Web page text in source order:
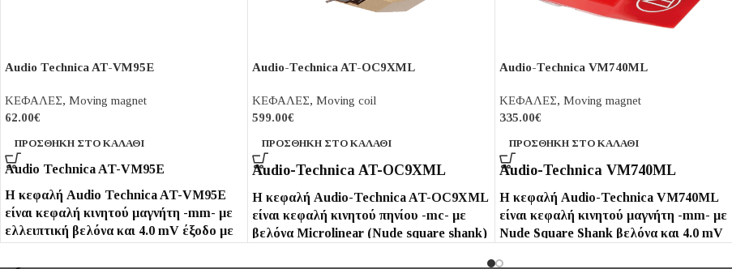
Audio Technica AT-VM95E
ΚΕΦΑΛΕΣ, Moving magnet
62.00€
ΠΡΟΣΘΉΚΗ ΣΤΟ ΚΑΛΆΘΙ
Audio Technica AT-VM95E
Η κεφαλή Audio Technica AT-VM95E
είναι κεφαλή κινητού μαγνήτη -mm- με
ελλειπτική βελόνα και 4.0 mV έξοδο με
Audio-Technica AT-OC9XML
ΚΕΦΑΛΕΣ, Moving coil
599.00€
ΠΡΟΣΘΉΚΗ ΣΤΟ ΚΑΛΆΘΙ
Audio-Technica AT-OC9XML
Η κεφαλή Audio-Technica AT-OC9XML
είναι κεφαλή κινητού πηνίου -mc- με
βελόνα Microlinear (Nude square shank)
Audio-Technica VM740ML
ΚΕΦΑΛΕΣ, Moving magnet
335.00€
ΠΡΟΣΘΉΚΗ ΣΤΟ ΚΑΛΆΘΙ
Audio-Technica VM740ML
Η κεφαλή Audio-Technica VM740ML
είναι κεφαλή κινητού μαγνήτη -mm- με
Nude Square Shank βελόνα και 4.0 mV